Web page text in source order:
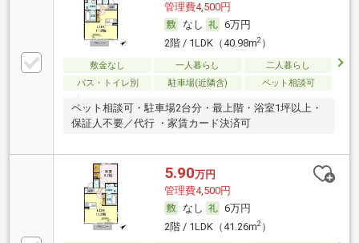
管理費4,500円
なし
6万円
2階 / 1LDK（40.98m2）
敷金なし 一人暮らし
二人暮らし
バス・トイレ別
駐車場(近隣含) ペット相談可
ペット相談可・駐車場2台分・最上階・浴室1坪以上・
保証人不要／代行 ・家賃カード決済可
5.90万円
管理費4,500円
なし
6万円
2階 / 1LDK（41.26m2）